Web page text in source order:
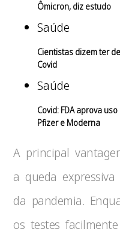
Ômicron, diz estudo
Saúde
Cientistas dizem ter
Covid
Saúde
Covid: FDA aprova
Pfizer e Moderna
A principal
a queda
da pandemia.
os testes